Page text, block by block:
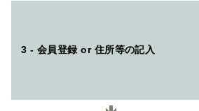
3 - 会員登録 or 住所等の記入